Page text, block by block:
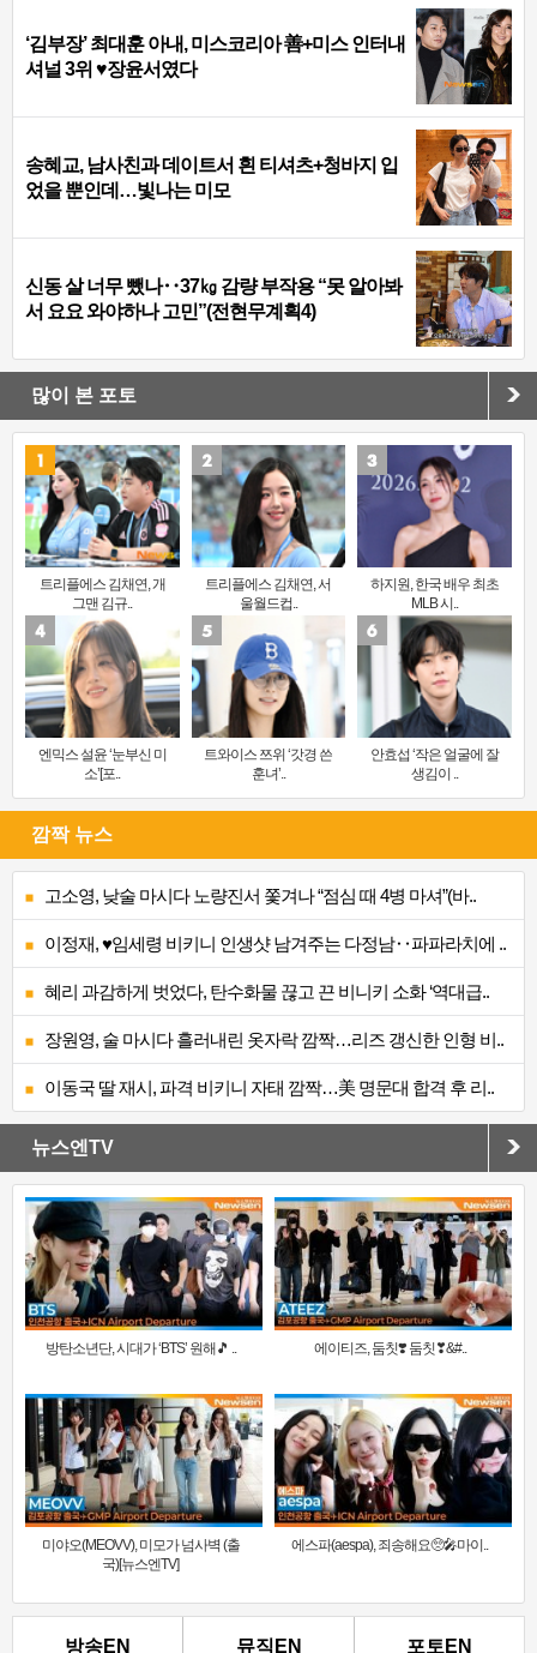
‘김부장’ 최대훈 아내, 미스코리아 善+미스 인터내
셔널 3위 ♥장윤서였다
송혜교, 남사친과 데이트서 흰 티셔츠+청바지 입
었을 뿐인데…빛나는 미모
신동 살 너무 뺐나‥37㎏ 감량 부작용 “못 알아봐
서 요요 와야하나 고민”(전현무계획4)
많이 본 포토
트리플에스 김채연, 개
그맨 김규..
트리플에스 김채연, 서
울월드컵..
하지원, 한국 배우 최초
MLB 시..
엔믹스 설윤 ‘눈부신 미
소’[포..
트와이스 쯔위 ‘갓경 쓴
훈녀’..
안효섭 ‘작은 얼굴에 잘
생김이 ..
깜짝 뉴스
고소영, 낮술 마시다 노량진서 쫓겨나 “점심 때 4병 마셔”(바..
이정재, ♥임세령 비키니 인생샷 남겨주는 다정남‥파파라치에 ..
혜리 과감하게 벗었다, 탄수화물 끊고 끈 비니키 소화 ‘역대급..
장원영, 술 마시다 흘러내린 옷자락 깜짝…리즈 갱신한 인형 비..
이동국 딸 재시, 파격 비키니 자태 깜짝…美 명문대 합격 후 리..
뉴스엔TV
방탄소년단, 시대가 ‘BTS’ 원해🎵 .. 에이티즈, 둠칫❣️ 둠칫❣&#..
미야오(MEOVV), 미모가 넘사벽 (출
국)[뉴스엔TV]
에스파(aespa), 죄송해요🥺🎤마이..
방송EN 뮤직EN 포토EN